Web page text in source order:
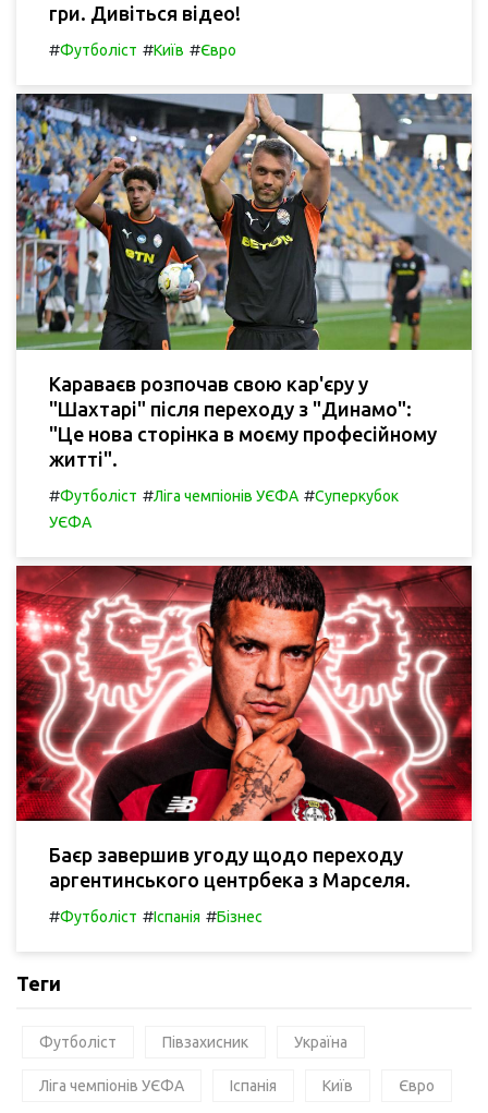
гри. Дивіться відео!
#Футболіст #Київ #Євро
Караваєв розпочав свою кар'єру у
"Шахтарі" після переходу з "Динамо":
"Це нова сторінка в моєму професійному
житті".
#Футболіст #Ліга чемпіонів УЄФА #Суперкубок
УЄФА
Баєр завершив угоду щодо переходу
аргентинського центрбека з Марселя.
#Футболіст #Іспанія #Бізнес
Теги
Футболіст Півзахисник Україна
Ліга чемпіонів УЄФА Іспанія Київ Євро